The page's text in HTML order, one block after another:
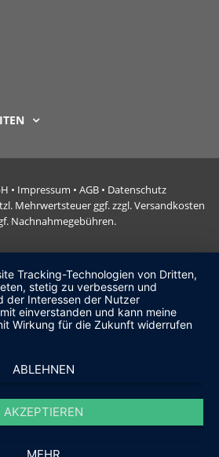
• Impressum • AGB • Datenschutz
Mehrwertsteuer ggf. zzgl. Versandkosten
Nachnahmegebühren.
Tracking-Technologien von Dritten,
stetig zu verbessern und
der Interessen der Nutzer
einverstanden und kann meine
Wirkung für die Zukunft widerrufen
ABLEHNEN
AKZEPTIEREN